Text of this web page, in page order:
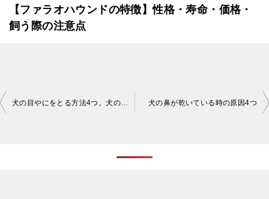
【ファラオハウンドの特徴】性格・寿命・価格・
飼う際の注意点
投
犬の鼻が乾いている時の原因4つ